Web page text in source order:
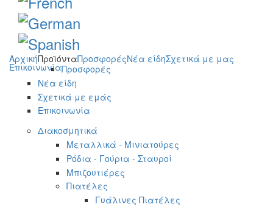
ΑρχικήΠροϊόνταΠροσφορέςΝέα είδηΣχετικά με μας
ΕπικοινωνίαΠροσφορές
Νέα είδη
Σχετικά με εμάς
Επικοινωνία
Διακοσμητικά
Μεταλλικά - Μινιατούρες
Ρόδια - Γούρια - Σταυροί
Μπιζουτιέρες
Πιατέλες
Γυάλινες Πιατέλες